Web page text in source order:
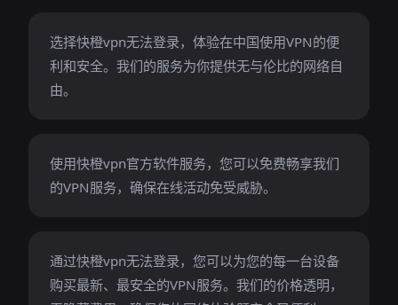
选择快橙vpn无法登录，体验在中国使用VPN的便
利和安全。我们的服务为你提供无与伦比的网络自
由。
使用快橙vpn官方软件服务，您可以免费畅享我们
的VPN服务，确保在线活动免受威胁。
通过快橙vpn无法登录，您可以为您的每一台设备
购买最新、最安全的VPN服务。我们的价格透明，